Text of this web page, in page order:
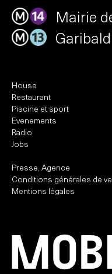
Mairie
House
Restaurant
Piscine et sport
Evenements
Radio
Jobs
Presse, Agence
Conditions générales de
Mentions légales